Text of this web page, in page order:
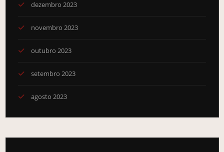
dezembro 2023
novembro 2023
outubro 2023
setembro 2023
agosto 2023